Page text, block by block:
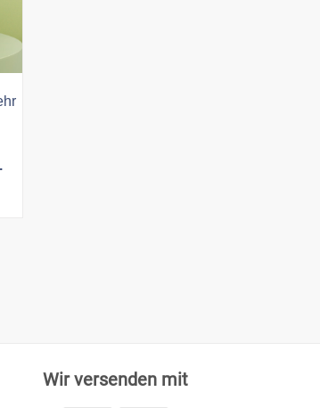
Wir versenden mit